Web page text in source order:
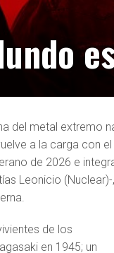
del metal extremo
a la carga con
de 2026 e
Leonicio
de los
en 1945; un